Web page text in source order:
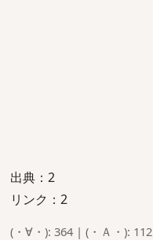
出典：2
リンク：2
(・∀・): 364 | (・Ａ・): 112